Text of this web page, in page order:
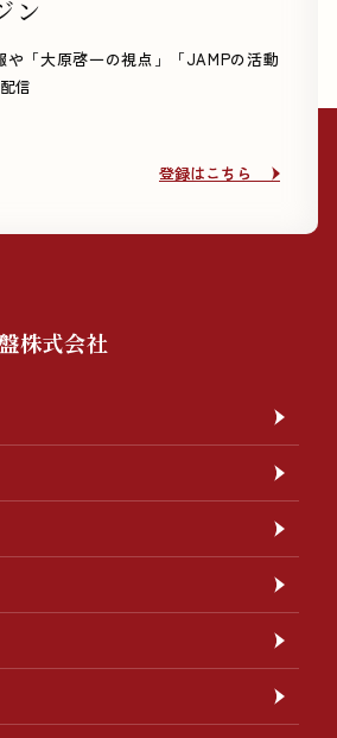
ン
や「大原啓一の視点」「JAMPの活動
信
登録はこちら
登録はこちら
株式会社